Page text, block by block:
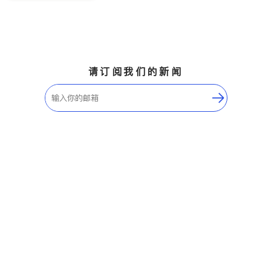
请订阅我们的新闻